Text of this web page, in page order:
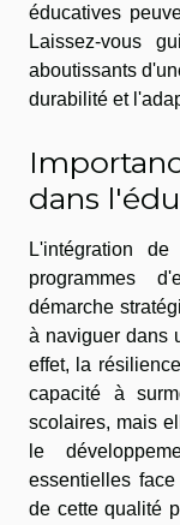
éducatives
Laissez-vous
aboutissants
durabilité et
dans
L'intégration
programmes
démarche
à naviguer dans
effet, la
capacité à
scolaires, mais
le
essentielles
de cette qualité